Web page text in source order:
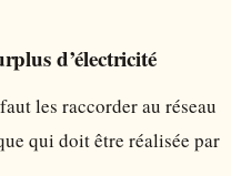
d’électricité
les raccorder au réseau
qui doit être réalisée par